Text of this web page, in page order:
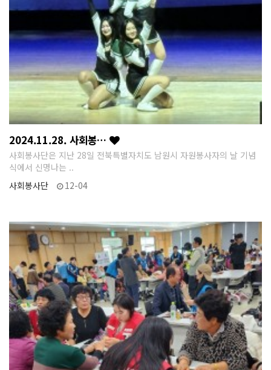
2024.11.28. 사회봉…
사회봉사단은 지난 28일 전북특별자치도 남원시 자원봉사자의 날 기념
식에서 신명나는 ..
사회봉사단
12-04